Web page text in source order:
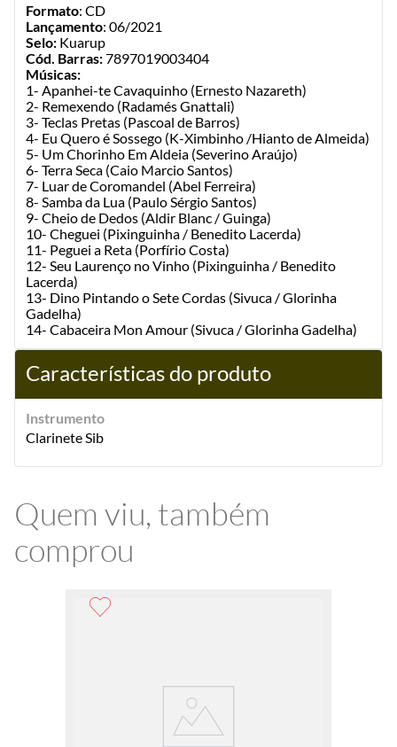
Formato: CD
Lançamento: 06/2021
Selo: Kuarup
Cód. Barras:7897019003404
Músicas:
1- Apanhei-te Cavaquinho (Ernesto Nazareth)
2- Remexendo (Radamés Gnattali)
3- Teclas Pretas (Pascoal de Barros)
4- Eu Quero é Sossego (K-Ximbinho /Hianto de Almeida)
5- Um Chorinho Em Aldeia (Severino Araújo)
6- Terra Seca (Caio Marcio Santos)
7- Luar de Coromandel (Abel Ferreira)
8- Samba da Lua (Paulo Sérgio Santos)
9- Cheio de Dedos (Aldir Blanc / Guinga)
10- Cheguei (Pixinguinha / Benedito Lacerda)
11- Peguei a Reta (Porfírio Costa)
12- Seu Laurenço no Vinho (Pixinguinha / Benedito
Lacerda)
13- Dino Pintando o Sete Cordas (Sivuca / Glorinha
Gadelha)
14- Cabaceira Mon Amour (Sivuca / Glorinha Gadelha)
Características do produto
Instrumento
Clarinete Sib
Quem viu, também
comprou